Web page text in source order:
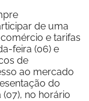
de uma
e tarifas
feira (06) e
de
ao mercado
do
no horário